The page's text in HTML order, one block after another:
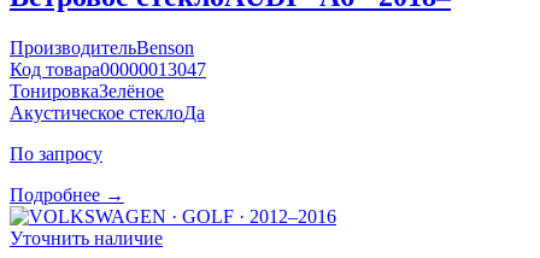
ПроизводительBenson
Код товара00000013047
ТонировкаЗелёное
Акустическое стеклоДа
По запросу
Подробнее →
Уточнить наличие